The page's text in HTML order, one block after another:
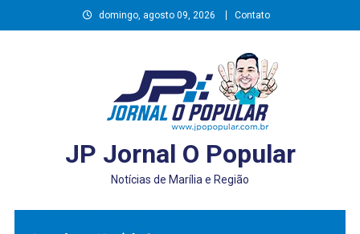
to
domingo, agosto 09, 2026 Contato
JP Jornal O Popular
Notícias de Marília e Região